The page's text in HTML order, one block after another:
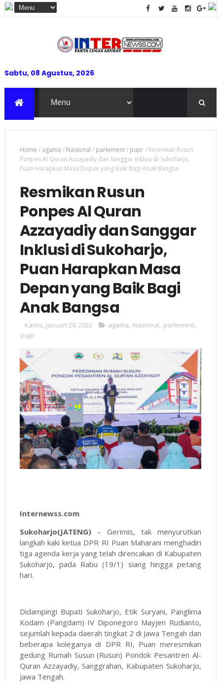
Sabtu, 08 Agustus, 2026
Home / agama / Nasional / parlement/ pupr/ Resmikan Rusun
Ponpes Al Quran Azzayadiy dan Sanggar Inklusi di Sukoharjo,
Puan Harapkan Masa Depan yang Baik Bagi Anak Bangsa
Resmikan Rusun
Ponpes Al Quran
Azzayadiy dan Sanggar
Inklusi di Sukoharjo,
Puan Harapkan Masa
Depan yang Baik Bagi
Anak Bangsa
Kamis, Januari 20, 2022 agama, Nasional, parlement,
pupr
Internewss.com
Sukoharjo(JATENG)– Gerimis, tak menyurutkan
langkah kaki ketua DPR RI Puan Maharani menghadiri
tiga agenda kerja yang telah direncakan di Kabupaten
Sukoharjo, pada Rabu (19/1) siang hingga petang
hari.
Didampingi Bupati Sukoharjo, Etik Suryani, Panglima
Kodam (Pangdam) IV Diponegoro Mayjen Rudianto,
sejumlah kepada daerah tingkat 2 di Jawa Tengah dan
beberapa koleganya di DPR RI, Puan meresmikan
gedung Rumah Susun (Rusun) Pondok Pesantren Al-
Quran Azzayadiy, Sanggrahan, Kabupaten Sukoharjo,
Jawa Tengah.